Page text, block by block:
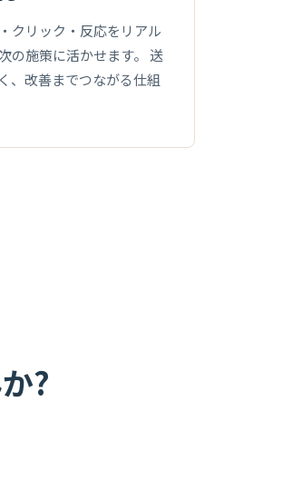
クリック・反応をリアル
の施策に活かせます。 送
、改善までつながる仕組
?